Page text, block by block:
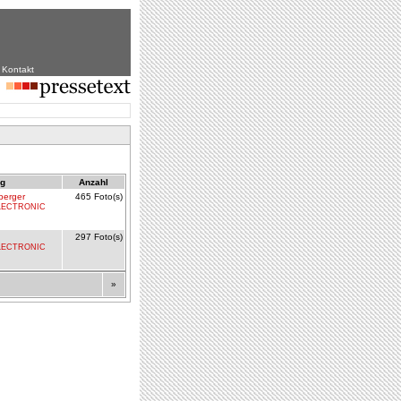
Kontakt
Anzahl
465 Foto(s)
297 Foto(s)
»